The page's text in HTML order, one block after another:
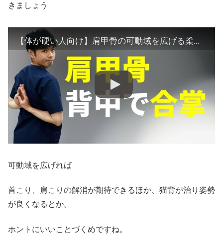
きましょう
【体が硬い人向け】肩甲骨の可動域を広げる柔軟方法｜東京整体サロン
可動域を広げれば
首こり、肩こりの解消が期待できるほか、猫背が治り姿勢
が良くなるとか。
ホントにいいことづくめですね。